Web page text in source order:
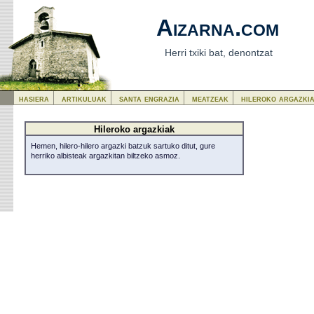
Aizarna.com
Herri txiki bat, denontzat
Hileroko argazkiak
Hemen, hilero-hilero argazki batzuk sartuko ditut, gure
herriko albisteak argazkitan biltzeko asmoz.
hasiera artikuluak santa engrazia meatzeak hileroko